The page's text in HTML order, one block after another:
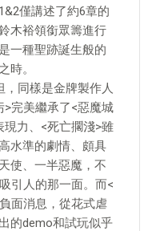
僅講述了約6章的
木裕領銜眾籌進行
一種聖跡誕生般的
時。
，同樣是金牌製作人
完美繼承了<惡魔城
力、<死亡擱淺>雖
水準的劇情、頗具
使、一半惡魔，不
引人的那一面。而<
面消息，從花式虐
的demo和試玩似乎